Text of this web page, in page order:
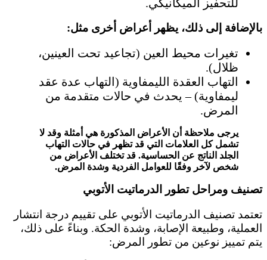
للتحفيز الميكانيكي.
بالإضافة إلى ذلك، يظهر أعراض أخرى مثل:
تغيرات محيط العين (تجاعيد تحت العينين،
ظلال).
التهاب العقدة الليمفاوية (التهاب عدة عقد
ليمفاوية) – يحدث في حالات متقدمة من
المرض.
يرجى ملاحظة أن الأعراض المذكورة هي أمثلة وقد لا
تشمل كل العلامات التي قد تظهر في حالات التهاب
الجلد الناتج عن الحساسية. قد تختلف الأعراض من
شخص لآخر وفقًا للعوامل الفردية وشدة المرض.
تصنيف ومراحل تطور الدرماتيت الأتوبي
تعتمد تصنيف الدرماتيت الأتوبي على تقييم درجة انتشار
العملية، وطبيعة الإصابة، وشدة الحكة. وبناءً على ذلك،
يتم تمييز نوعين من تطور المرض: